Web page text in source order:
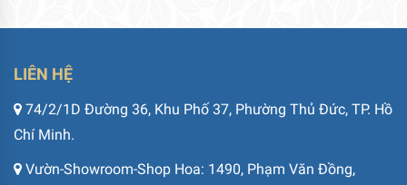
LIÊN HỆ
74/2/1D Đường 36, Khu Phố 37, Phường Thủ Đức, TP. Hồ
Chí Minh.
Vườn-Showroom-Shop Hoa: 1490, Phạm Văn Đồng,